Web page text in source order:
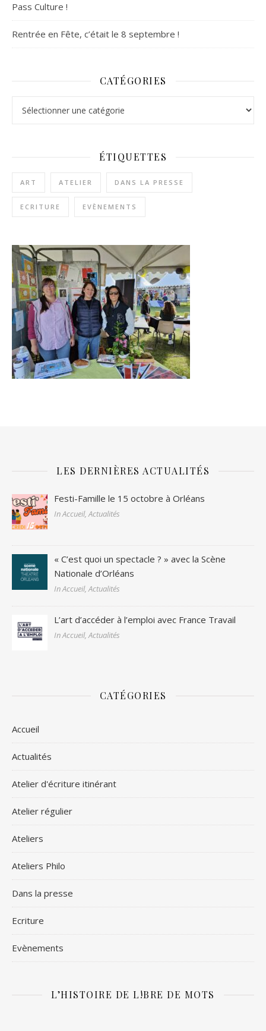
Pass Culture !
Rentrée en Fête, c’était le 8 septembre !
CATÉGORIES
ÉTIQUETTES
ART ATELIER DANS LA PRESSE
ECRITURE EVÈNEMENTS
LES DERNIÈRES ACTUALITÉS
Festi-Famille le 15 octobre à Orléans
In Accueil, Actualités
« C’est quoi un spectacle ? » avec la Scène
Nationale d’Orléans
In Accueil, Actualités
L’art d’accéder à l’emploi avec France Travail
In Accueil, Actualités
CATÉGORIES
Accueil
Actualités
Atelier d'écriture itinérant
Atelier régulier
Ateliers
Ateliers Philo
Dans la presse
Ecriture
Evènements
L’HISTOIRE DE L!BRE DE MOTS